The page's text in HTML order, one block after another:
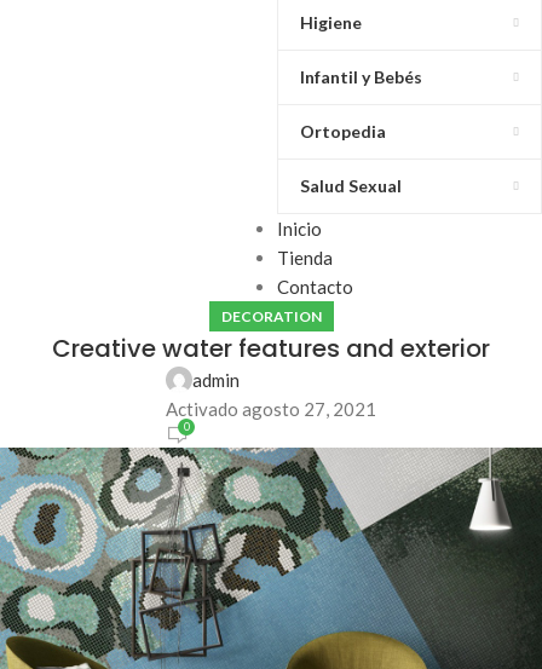
Higiene
Infantil y Bebés
Ortopedia
Salud Sexual
Inicio
Tienda
Contacto
DECORATION
Creative water features and exterior
admin
Activado agosto 27, 2021
0